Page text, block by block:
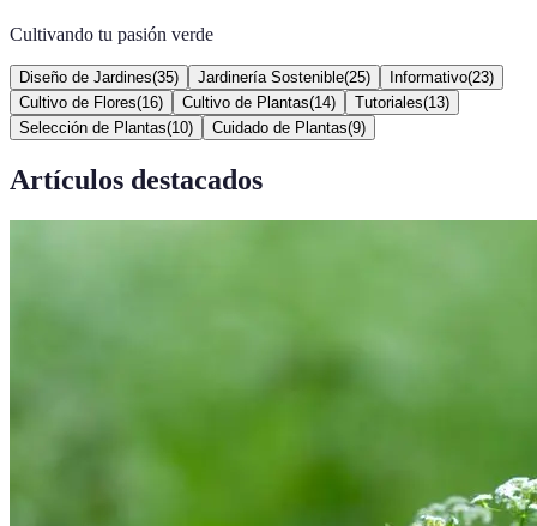
Cultivando tu pasión verde
Diseño de Jardines(35) Jardinería Sostenible(25) Informativo(23)
Cultivo de Flores(16) Cultivo de Plantas(14) Tutoriales(13)
Selección de Plantas(10) Cuidado de Plantas(9)
Artículos destacados